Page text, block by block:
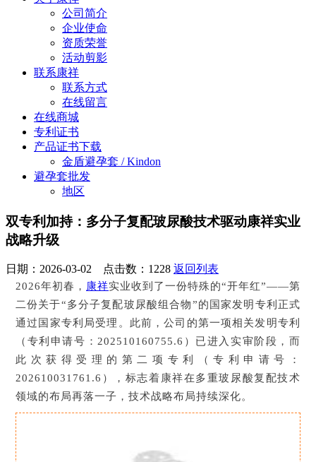
公司简介
企业使命
资质荣誉
活动剪影
联系康祥
联系方式
在线留言
在线商城
专利证书
产品证书下载
金盾避孕套 / Kindon
避孕套批发
地区
双专利加持：多分子复配玻尿酸技术驱动康祥实业
战略升级
日期：2026-03-02 点击数： 1228 返回列表
2026年初春， 康祥实业收到了一份特殊的“开年红”——第
二份关于“多分子复配玻尿酸组合物”的国家发明专利正式
通过国家专利局受理。此前，公司的第一项相关发明专利
（专利申请号：202510160755.6）已进入实审阶段，而
此次获得受理的第二项专利（专利申请号：
202610031761.6），标志着康祥在多重玻尿酸复配技术
领域的布局再落一子，技术战略布局持续深化。